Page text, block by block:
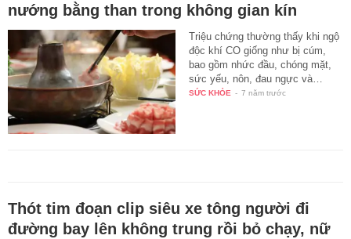
nướng bằng than trong không gian kín
Triệu chứng thường thấy khi ngộ
độc khí CO giống như bị cúm,
bao gồm nhức đầu, chóng mặt,
sức yếu, nôn, đau ngực và…
SỨC KHỎE - 7 năm trước
Thót tim đoạn clip siêu xe tông người đi
đường bay lên không trung rồi bỏ chạy, nữ